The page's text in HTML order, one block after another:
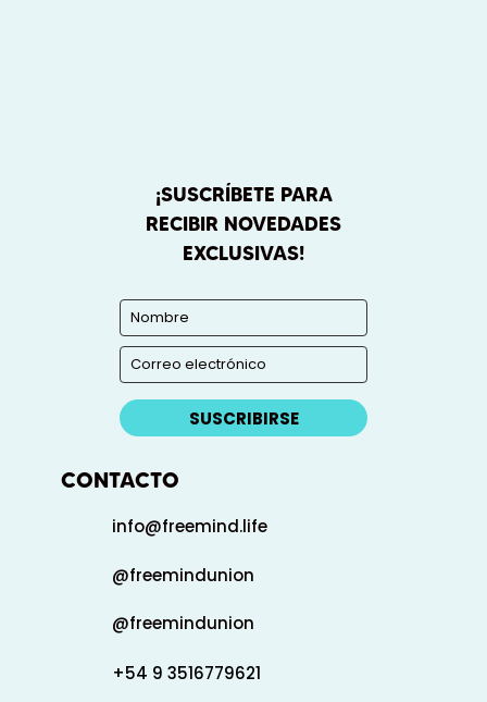
¡SUSCRÍBETE PARA
RECIBIR NOVEDADES
EXCLUSIVAS!
SUSCRIBIRSE
CONTACTO
info@freemind.life
@freemindunion
@freemindunion
+54 9 3516779621